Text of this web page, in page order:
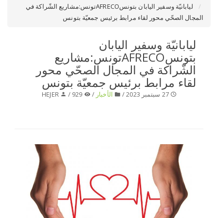
اختر قطاع / القطاعات
حدد الفرع
ليابانيّة وسفير اليابان بتونسAFRECOتونس:مشاريع الشّراكة في
المجال الصحّي محور لقاء مرابط برئيس جمعيّة بتونس
ليابانيّة وسفير اليابان
بتونسAFRECOتونس:مشاريع
الشّراكة في المجال الصحّي محور
لقاء مرابط برئيس جمعيّة بتونس
27 سبتمبر 2023 / الأخبار /
HEJER